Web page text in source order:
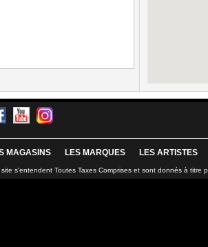
MAGASINS LES MARQUES LES ARTISTES
s'entendent Toutes Taxes Comprises et sont donnés à